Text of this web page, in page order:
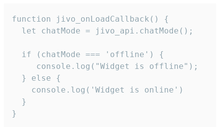
function jivo_onLoadCallback() {
  let chatMode = jivo_api.chatMode();
  if (chatMode === 'offline') {
     console.log("Widget is offline");
  } else {
    console.log('Widget is online')
  }
}